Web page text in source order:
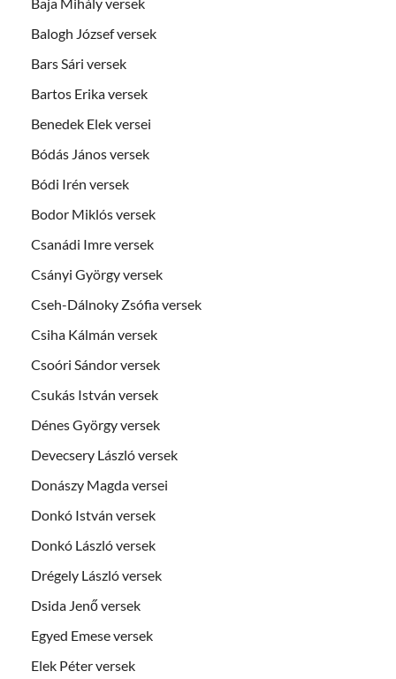
Baja Mihály versek
Balogh József versek
Bars Sári versek
Bartos Erika versek
Benedek Elek versei
Bódás János versek
Bódi Irén versek
Bodor Miklós versek
Csanádi Imre versek
Csányi György versek
Cseh-Dálnoky Zsófia versek
Csiha Kálmán versek
Csoóri Sándor versek
Csukás István versek
Dénes György versek
Devecsery László versek
Donászy Magda versei
Donkó István versek
Donkó László versek
Drégely László versek
Dsida Jenő versek
Egyed Emese versek
Elek Péter versek